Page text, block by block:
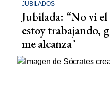
JUBILADOS
Jubilada: “No vi
estoy trabajando,
me alcanza"